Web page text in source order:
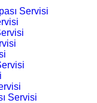
Servisi
Servisi